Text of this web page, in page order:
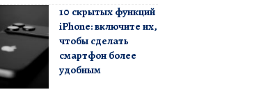
10 скрытых функций
iPhone: включите их,
чтобы сделать
смартфон более
удобным